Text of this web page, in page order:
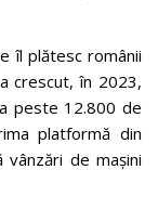
îl plătesc românii
crescut, în 2023,
peste 12.800 de
platformă din
vânzări de mașini